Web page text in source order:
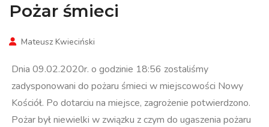
Pożar śmieci
Mateusz Kwieciński
Dnia 09.02.2020r. o godzinie 18:56 zostaliśmy
zadysponowani do pożaru śmieci w miejscowości Nowy
Kościół. Po dotarciu na miejsce, zagrożenie potwierdzono.
Pożar był niewielki w związku z czym do ugaszenia pożaru